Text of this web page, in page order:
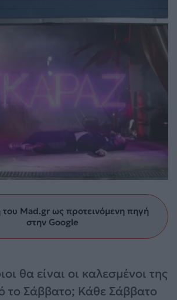
Mad.gr ως προτεινόμενη πηγή
στην Google
θα είναι οι καλεσμένοι της
το Σάββατο; Κάθε Σάββατο